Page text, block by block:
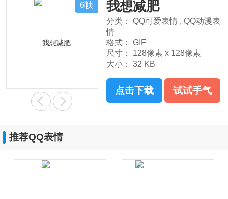
6帧 我想减肥
分类： QQ可爱表情 , QQ动漫表
情
格式：
GIF
尺寸：
128像素 x 128像素
大小：
32 KB
点击下载 试试手气
推荐QQ表情